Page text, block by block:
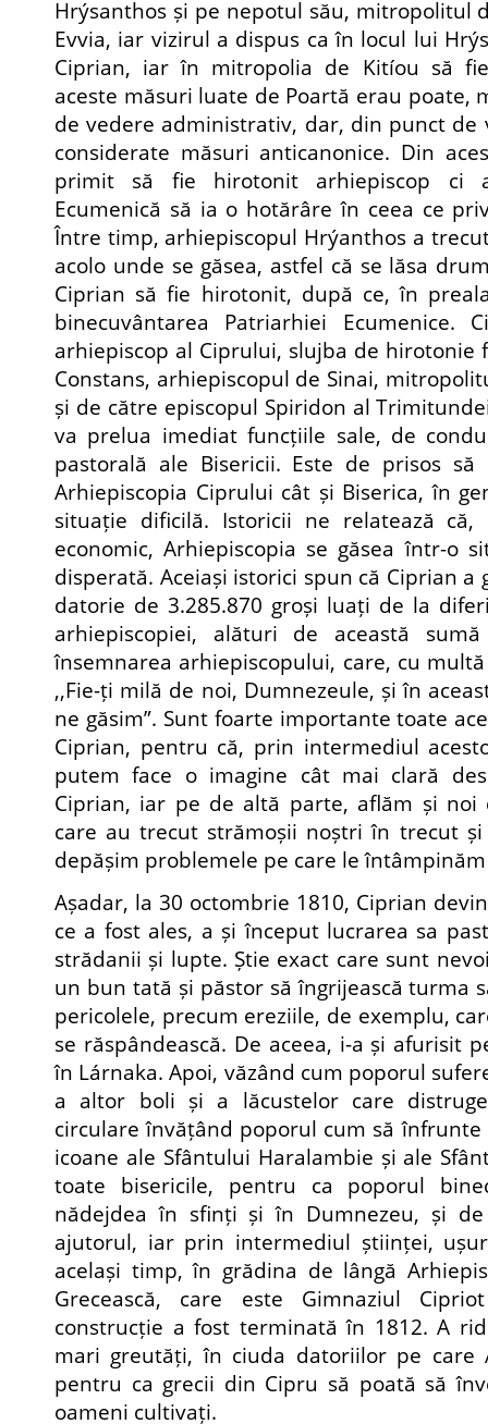
Hrýsanthos și pe nepotul său, mitropolitul
Evvia, iar vizirul a dispus ca în locul lui
Ciprian, iar în mitropolia de Kitíou să
aceste măsuri luate de Poartă erau poate,
de vedere administrativ, dar, din punct de
considerate măsuri anticanonice. Din
primit să fie hirotonit arhiepiscop ci
Ecumenică să ia o hotărâre în ceea ce
Între timp, arhiepiscopul Hrýanthos a
acolo unde se găsea, astfel că se lăsa
Ciprian să fie hirotonit, după ce, în
binecuvântarea Patriarhiei Ecumenice.
arhiepiscop al Ciprului, slujba de hirotonie
Constans, arhiepiscopul de Sinai,
și de către episcopul Spiridon al
va prelua imediat funcțiile sale, de
pastorală ale Bisericii. Este de prisos
Arhiepiscopia Ciprului cât și Biserica, în
situație dificilă. Istoricii ne relatează
economic, Arhiepiscopia se găsea într-o
disperată. Aceiași istorici spun că Ciprian a
datorie de 3.285.870 groși luați de la
arhiepiscopiei, alături de această
însemnarea arhiepiscopului, care, cu
,,Fie-ți milă de noi, Dumnezeule, și în
ne găsim”. Sunt foarte importante toate
Ciprian, pentru că, prin intermediul
putem face o imagine cât mai clară
Ciprian, iar pe de altă parte, aflăm și noi
care au trecut strămoșii noștri în trecut
depășim problemele pe care le
Așadar, la 30 octombrie 1810, Ciprian
ce a fost ales, a și început lucrarea sa
strădanii și lupte. Știe exact care sunt
un bun tată și păstor să îngrijească turma
pericolele, precum ereziile, de exemplu,
se răspândească. De aceea, i-a și afurisit
în Lárnaka. Apoi, văzând cum poporul
a altor boli și a lăcustelor care
circulare învățând poporul cum să
icoane ale Sfântului Haralambie și ale
toate bisericile, pentru ca poporul
nădejdea în sfinți și în Dumnezeu, și
ajutorul, iar prin intermediul științei,
același timp, în grădina de lângă
Grecească, care este Gimnaziul
construcție a fost terminată în 1812. A
mari greutăți, în ciuda datoriilor pe care
pentru ca grecii din Cipru să poată să
oameni cultivați.